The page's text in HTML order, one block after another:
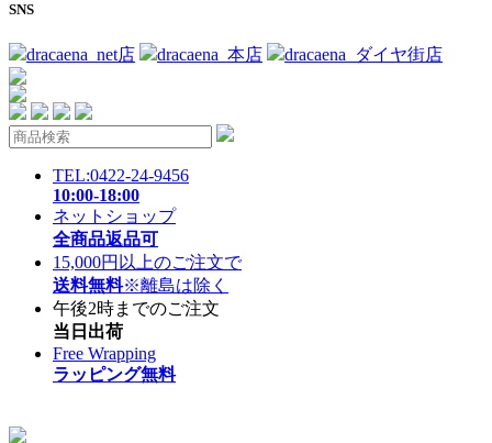
SNS
dracaena_net店 dracaena_本店 dracaena_ダイヤ街店
TEL:0422-24-9456
10:00-18:00
ネットショップ
全商品返品可
15,000円以上のご注文で
送料無料※離島は除く
午後2時までのご注文
当日出荷
Free Wrapping
ラッピング無料